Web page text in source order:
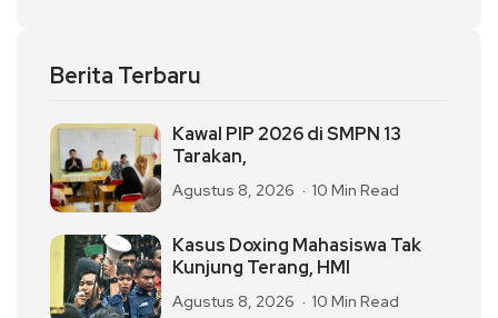
Berita Terbaru
Kawal PIP 2026 di SMPN 13
Tarakan,
Agustus 8, 2026 10 Min Read
Kasus Doxing Mahasiswa Tak
Kunjung Terang, HMI
Agustus 8, 2026 10 Min Read